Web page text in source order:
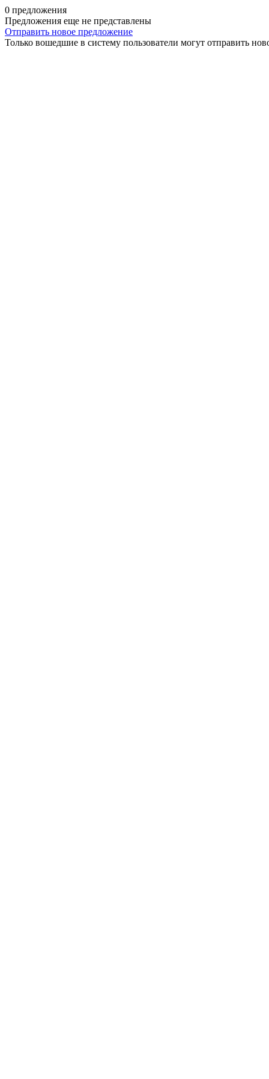
0 предложения
Предложения еще не представлены
Отправить новое предложение
Только вошедшие в систему пользователи могут отправить